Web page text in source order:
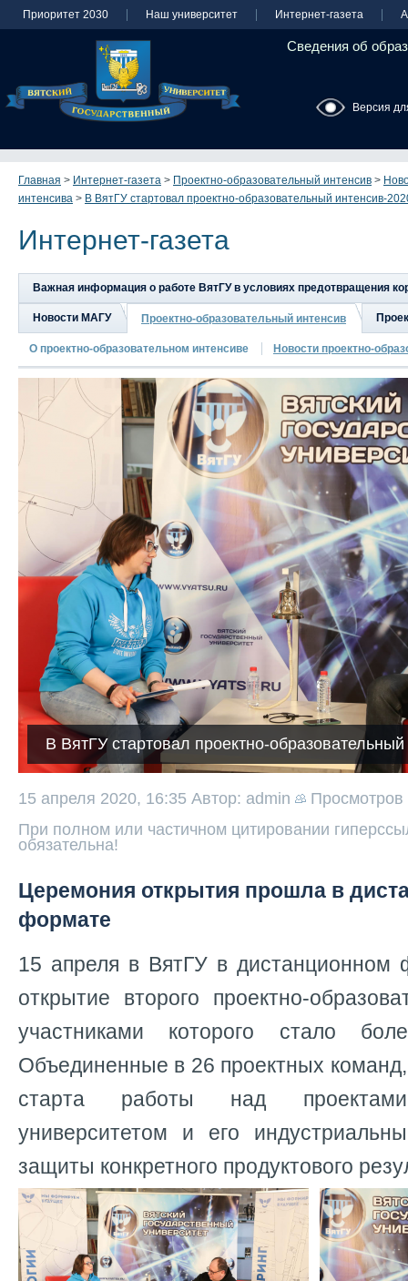
Приоритет 2030 Наш университет Интернет-газета
Сведения об
Версия
Главная > Интернет-газета > Проектно-образовательный интенсив >
интенсива > В ВятГУ стартовал проектно-образовательный интенсив-
Интернет-газета
Важная информация о работе ВятГУ в условиях предотвращения
Новости МАГУ Проектно-образовательный интенсив
О проектно-образовательном интенсиве Новости проектно-
В ВятГУ стартовал проектно-
15 апреля 2020, 16:35 Автор: admin
Просмотров
При полном или частичном цитировании
обязательна!
Церемония открытия прошла в
формате
15 апреля в ВятГУ в дистанционном
открытие второго проектно-
участниками которого стало
Объединенные в 26 проектных
старта работы над
университетом и его
защиты конкретного продуктового